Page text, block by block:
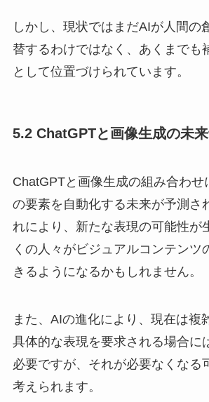
しかし、現状ではまだAIが人間の
替するわけではなく、あくまでも
として位置づけられています。
5.2 ChatGPTと画像生成の未
ChatGPTと画像生成の組み合わせ
の要素を自動化する未来が予測さ
れにより、新たな表現の可能性が
くの人々がビジュアルコンテンツ
きるようになるかもしれません。
また、AIの進化により、現在は複
具体的な表現を要求される場合に
必要ですが、それが必要なくなる
考えられます。